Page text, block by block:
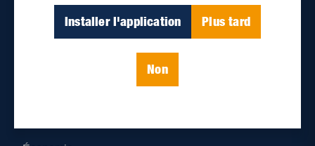
Installer l'application Plus tard
Non